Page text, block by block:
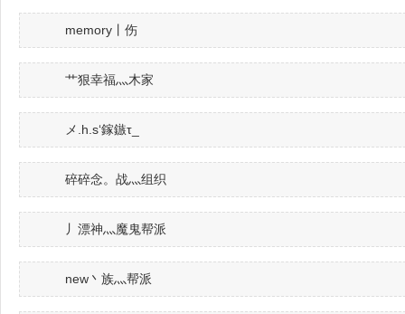
memory丨伤
艹狠幸福灬木家
メ.h.s‘鎵鏃τ_
碎碎念。战灬组织
丿漂神灬魔鬼帮派
new丶族灬帮派